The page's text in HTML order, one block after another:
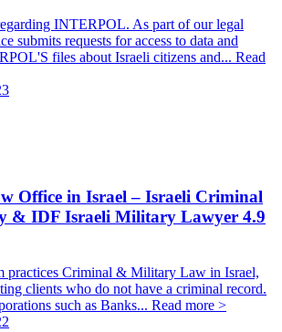
INTERPOL. As part of our legal
submits requests for access to data and
files about Israeli citizens and... Read
Office in Israel – Israeli Criminal
& IDF Israeli Military Lawyer 4.9
practices Criminal & Military Law in Israel,
clients who do not have a criminal record.
such as Banks... Read more >